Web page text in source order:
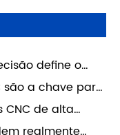
define o
são a chave para
de alta
CNC de alta
e a